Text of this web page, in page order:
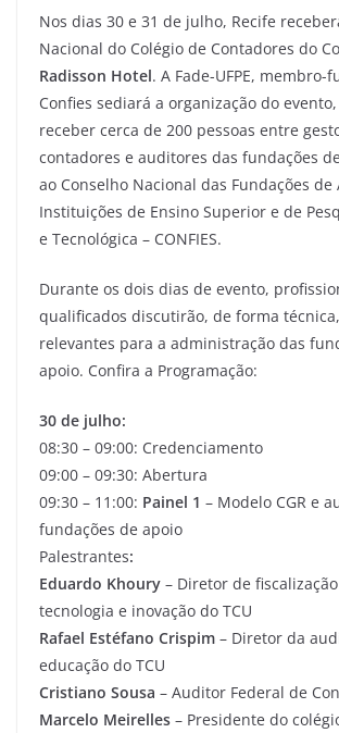
Nos dias 30 e 31 de julho, Recife
Nacional do Colégio de Contadores do
Radisson Hotel. A Fade-UFPE, membro-
Confies sediará a organização do
receber cerca de 200 pessoas entre
contadores e auditores das fundações
ao Conselho Nacional das Fundações de
Instituições de Ensino Superior e de
e Tecnológica – CONFIES.
Durante os dois dias de evento,
qualificados discutirão, de forma
relevantes para a administração das
apoio. Confira a Programação:
30 de julho:
08:30 – 09:00: Credenciamento
09:00 – 09:30: Abertura
09:30 – 11:00: Painel 1 – Modelo CGR e
fundações de apoio
Palestrantes:
Eduardo Khoury – Diretor de
tecnologia e inovação do TCU
Rafael Estéfano Crispim – Diretor da
educação do TCU
Cristiano Sousa – Auditor Federal de
Marcelo Meirelles – Presidente do